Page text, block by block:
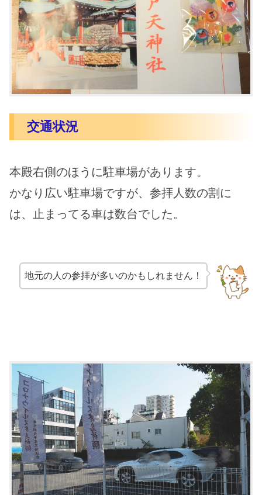
交通状況
本殿右側のほうに駐車場があります。
かなり広い駐車場ですが、参拝人数の割に
は、止まってる車は数台でした。
地元の人の参拝が多いのかもしれません！